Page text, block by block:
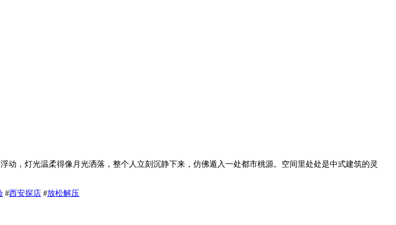
动，灯光温柔得像月光洒落，整个人立刻沉静下来，仿佛遁入一处都市桃源。空间里处处是中式建筑的灵
#西安探店 #放松解压